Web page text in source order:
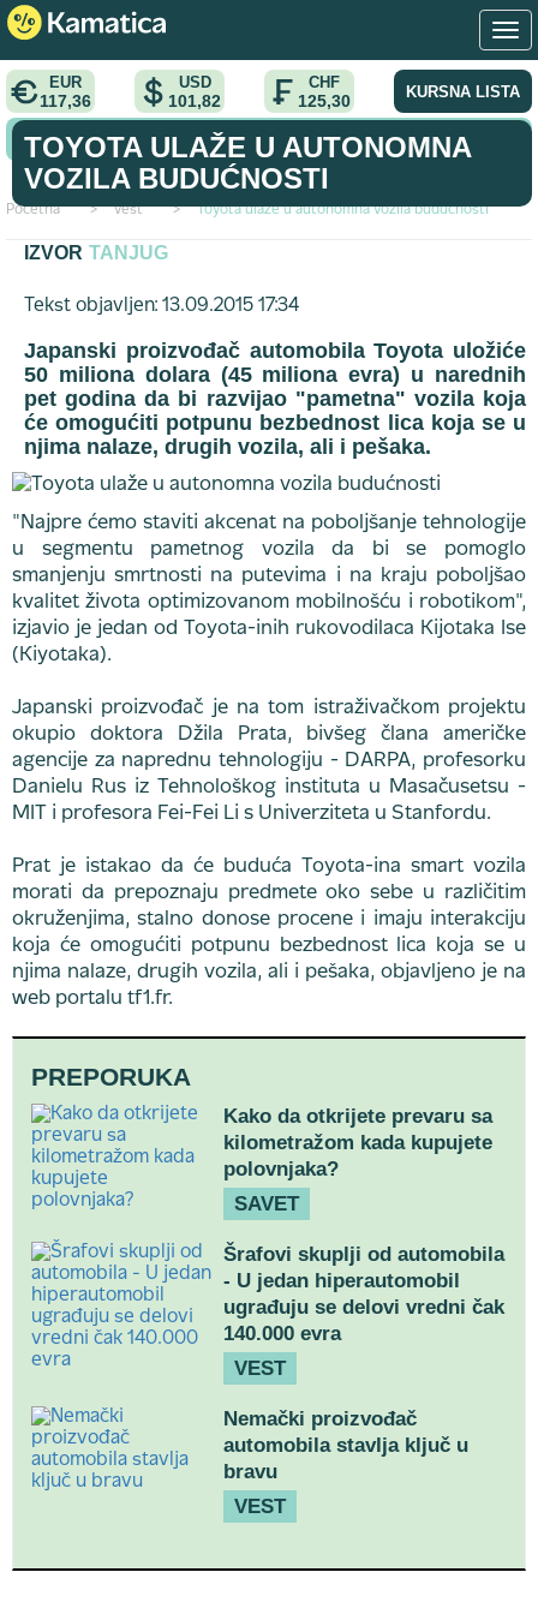
EUR
117,36
USD
101,82
CHF
125,30 KURSNA LISTA
KONVERTOR VALUTA
Početna > vest > Toyota ulaže u autonomna vozila budućnosti
TOYOTA ULAŽE U AUTONOMNA
VOZILA BUDUĆNOSTI
IZVOR TANJUG
Tekst objavljen: 13.09.2015 17:34
Japanski proizvođač automobila Toyota uložiće
50 miliona dolara (45 miliona evra) u narednih
pet godina da bi razvijao "pametna" vozila koja
će omogućiti potpunu bezbednost lica koja se u
njima nalaze, drugih vozila, ali i pešaka.
"Najpre ćemo staviti akcenat na poboljšanje tehnologije
u segmentu pametnog vozila da bi se pomoglo
smanjenju smrtnosti na putevima i na kraju poboljšao
kvalitet života optimizovanom mobilnošću i robotikom",
izjavio je jedan od Toyota-inih rukovodilaca Kijotaka Ise
(Kiyotaka).
Japanski proizvođač je na tom istraživačkom projektu
okupio doktora Džila Prata, bivšeg člana američke
agencije za naprednu tehnologiju - DARPA, profesorku
Danielu Rus iz Tehnološkog instituta u Masačusetsu -
MIT i profesora Fei-Fei Li s Univerziteta u Stanfordu.
Prat je istakao da će buduća Toyota-ina smart vozila
morati da prepoznaju predmete oko sebe u različitim
okruženjima, stalno donose procene i imaju interakciju
koja će omogućiti potpunu bezbednost lica koja se u
njima nalaze, drugih vozila, ali i pešaka, objavljeno je na
web portalu tf1.fr.
PREPORUKA
Kako da otkrijete prevaru sa
kilometražom kada kupujete
polovnjaka?
SAVET
Šrafovi skuplji od automobila
- U jedan hiperautomobil
ugrađuju se delovi vredni čak
140.000 evra
VEST
Nemački proizvođač
automobila stavlja ključ u
bravu
VEST